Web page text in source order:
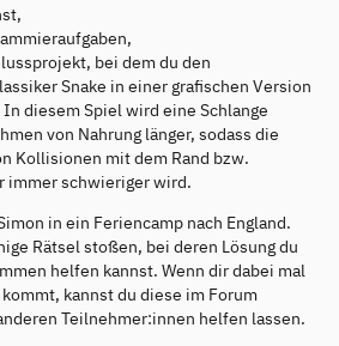
bei dem du den
Snake in einer grafischen Version
diesem Spiel wird eine Schlange
von Nahrung länger, sodass die
Kollisionen mit dem Rand bzw.
immer schwieriger wird.
in ein Feriencamp nach England.
Rätsel stoßen, bei deren Lösung du
helfen kannst. Wenn dir dabei mal
kannst du diese im Forum
Teilnehmer:innen helfen lassen.